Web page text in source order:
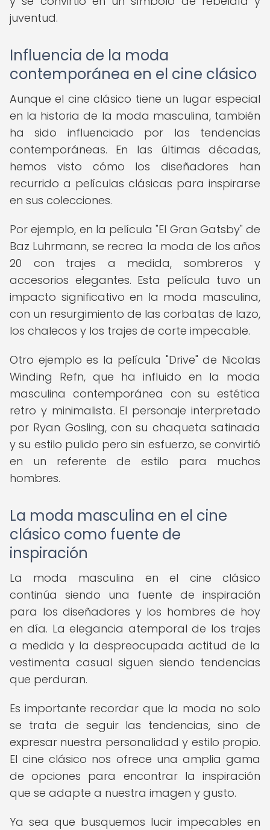
juventud.
Influencia de la moda
contemporánea en el cine clásico
Aunque el cine clásico tiene un lugar especial
en la historia de la moda masculina, también
ha sido influenciado por las tendencias
contemporáneas. En las últimas décadas,
hemos visto cómo los diseñadores han
recurrido a películas clásicas para inspirarse
en sus colecciones.
Por ejemplo, en la película "El Gran Gatsby" de
Baz Luhrmann, se recrea la moda de los años
20 con trajes a medida, sombreros y
accesorios elegantes. Esta película tuvo un
impacto significativo en la moda masculina,
con un resurgimiento de las corbatas de lazo,
los chalecos y los trajes de corte impecable.
Otro ejemplo es la película "Drive" de Nicolas
Winding Refn, que ha influido en la moda
masculina contemporánea con su estética
retro y minimalista. El personaje interpretado
por Ryan Gosling, con su chaqueta satinada
y su estilo pulido pero sin esfuerzo, se convirtió
en un referente de estilo para muchos
hombres.
La moda masculina en el cine
clásico como fuente de
inspiración
La moda masculina en el cine clásico
continúa siendo una fuente de inspiración
para los diseñadores y los hombres de hoy
en día. La elegancia atemporal de los trajes
a medida y la despreocupada actitud de la
vestimenta casual siguen siendo tendencias
que perduran.
Es importante recordar que la moda no solo
se trata de seguir las tendencias, sino de
expresar nuestra personalidad y estilo propio.
El cine clásico nos ofrece una amplia gama
de opciones para encontrar la inspiración
que se adapte a nuestra imagen y gusto.
Ya sea que busquemos lucir impecables en